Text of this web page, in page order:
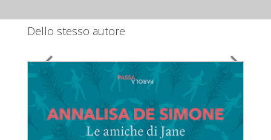
Dello stesso autore